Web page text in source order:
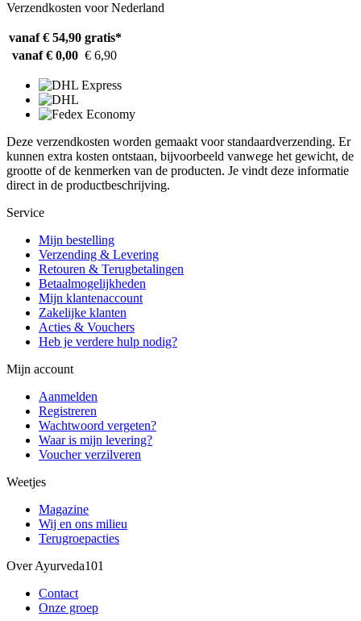
Verzendkosten voor Nederland
vanaf € 54,90 gratis*
vanaf € 0,00 € 6,90
Deze verzendkosten worden gemaakt voor standaardverzending. Er
kunnen extra kosten ontstaan, bijvoorbeeld vanwege het gewicht, de
grootte of de kenmerken van de producten. Je vindt deze informatie
direct in de productbeschrijving.
Service
Mijn bestelling
Verzending & Levering
Retouren & Terugbetalingen
Betaalmogelijkheden
Mijn klantenaccount
Zakelijke klanten
Acties & Vouchers
Heb je verdere hulp nodig?
Mijn account
Aanmelden
Registreren
Wachtwoord vergeten?
Waar is mijn levering?
Voucher verzilveren
Weetjes
Magazine
Wij en ons milieu
Terugroepacties
Over Ayurveda101
Contact
Onze groep